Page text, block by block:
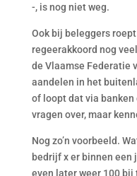
-, is nog niet weg.
Ook bij beleggers
regeerakkoord nog
de Vlaamse Federatie
aandelen in het
of loopt dat via banken
vragen over, maar
Nog zo’n voorbeeld.
bedrijf x er binnen een
even later weer 100 bij